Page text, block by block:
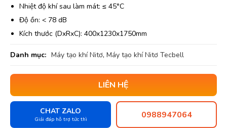
Nhiệt độ khí sau làm mát: ≤ 45°C
Độ ồn: < 78 dB
Kích thước (DxRxC): 400x1230x1750mm
Danh mục: Máy tạo khí Nitơ, Máy tạo khí Nitơ Tecbell
LIÊN HỆ
CHAT ZALO
Giải đáp hỗ trợ tức thì 0988947064